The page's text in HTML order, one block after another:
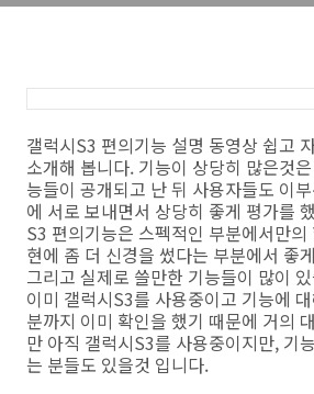
갤럭시S3 편의기능 설명 동영상 쉽고
소개해 봅니다. 기능이 상당히 많은것
능들이 공개되고 난 뒤 사용자들도 이
에 서로 보내면서 상당히 좋게 평가를
S3 편의기능은 스펙적인 부분에서만
현에 좀 더 신경을 썼다는 부분에서 좋
그리고 실제로 쓸만한 기능들이 많이
이미 갤럭시S3를 사용중이고 기능에
분까지 이미 확인을 했기 때문에 거의
만 아직 갤럭시S3를 사용중이지만, 기
는 분들도 있을것 입니다.